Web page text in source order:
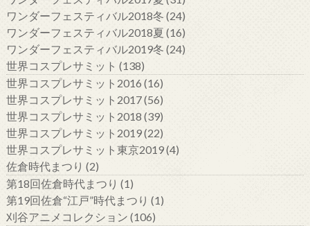
ワンダーフェスティバル2018冬 (24)
ワンダーフェスティバル2018夏 (16)
ワンダーフェスティバル2019冬 (24)
世界コスプレサミット (138)
世界コスプレサミット2016 (16)
世界コスプレサミット2017(56)
世界コスプレサミット2018 (39)
世界コスプレサミット2019(22)
世界コスプレサミット東京2019(4)
佐倉時代まつり (2)
第18回佐倉時代まつり (1)
第19回佐倉“江戸”時代まつり (1)
刈谷アニメコレクション (106)